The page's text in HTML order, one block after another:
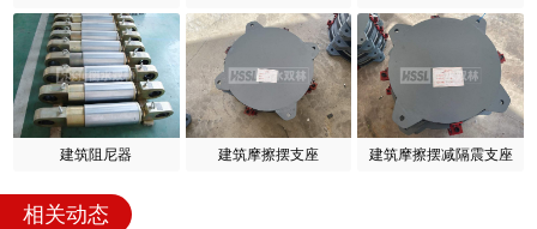
建筑阻尼器 建筑摩擦摆支座 建筑摩擦摆减隔震支座
相关动态